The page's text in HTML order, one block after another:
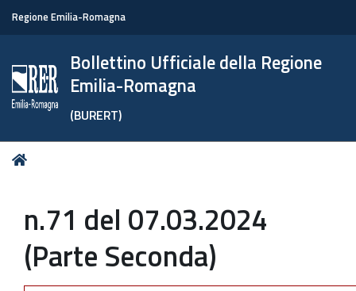
Regione Emilia-Romagna
Bollettino Ufficiale della Regione
Emilia-Romagna
(BURERT)
Tu
n.71 del 07.03.2024
(Parte Seconda)